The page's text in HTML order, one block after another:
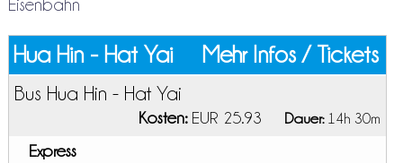
Eisenbahn
Hua Hin - Hat Yai Mehr Infos / Tickets
Bus Hua Hin - Hat Yai
Kosten:EUR 25.93 Dauer:14h 30m
Express